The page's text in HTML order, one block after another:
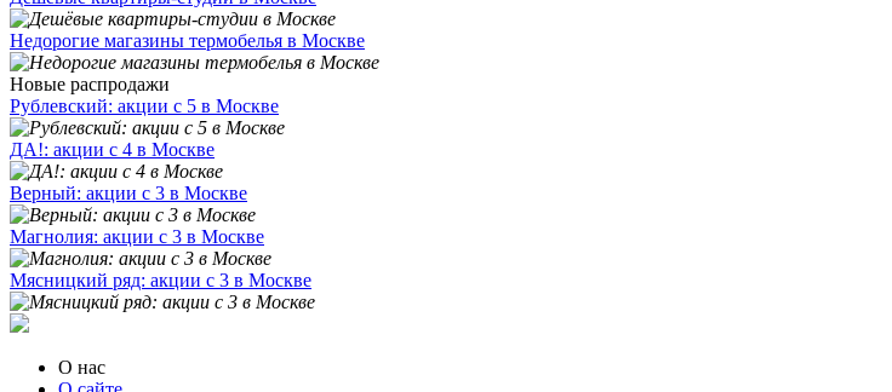
Недорогие магазины термобелья в Москве
Новые распродажи
Рублевский: акции с 5 в Москве
ДА!: акции с 4 в Москве
Верный: акции с 3 в Москве
Магнолия: акции с 3 в Москве
Мясницкий ряд: акции с 3 в Москве
О нас